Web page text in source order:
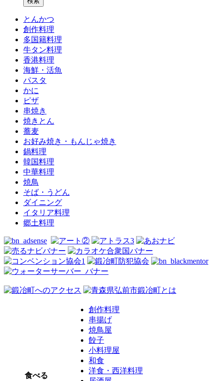
とんかつ
創作料理
多国籍料理
牛タン料理
香港料理
海鮮・活魚
パスタ
かに
ピザ
串焼き
焼きとん
蕎麦
お好み焼き・もんじゃ焼き
鍋料理
韓国料理
中華料理
焼鳥
そば・うどん
ダイニング
イタリア料理
郷土料理
食べる
創作料理
串揚げ
焼鳥屋
餃子
小料理屋
和食
洋食・西洋料理